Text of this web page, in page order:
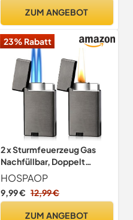
ZUM ANGEBOT
23% Rabatt
2 x Sturmfeuerzeug Gas
Nachfüllbar, Doppelt
Jetflamme Feuerzeug,
Elektrisches Winddicht für
Kerzen Kochen Camping
HOSPAOP
9,99 € 12,99 €
ZUM ANGEBOT